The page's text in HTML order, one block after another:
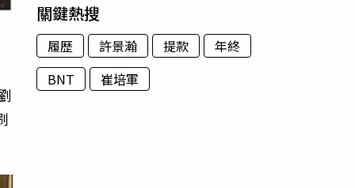
關鍵熱搜
履歷 許景瀚 提款
年終
BNT
崔培軍